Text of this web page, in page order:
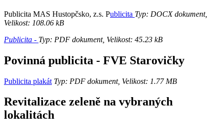
Publicita MAS Hustopčsko, z.s. Publicita Typ: DOCX dokument,
Velikost: 108.06 kB
Publicita - Typ: PDF dokument, Velikost: 45.23 kB
Povinná publicita - FVE Starovičky
Publicita plakát Typ: PDF dokument, Velikost: 1.77 MB
Revitalizace zeleně na vybraných
lokalitách